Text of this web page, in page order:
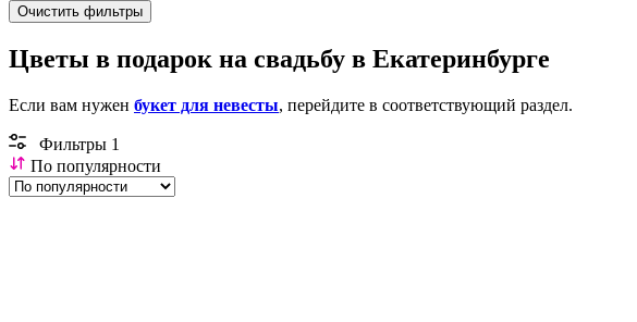
Очистить фильтры
Цветы в подарок на свадьбу в Екатеринбурге
Если вам нужен букет для невесты, перейдите в соответствующий раздел.
Фильтры 1
По популярности